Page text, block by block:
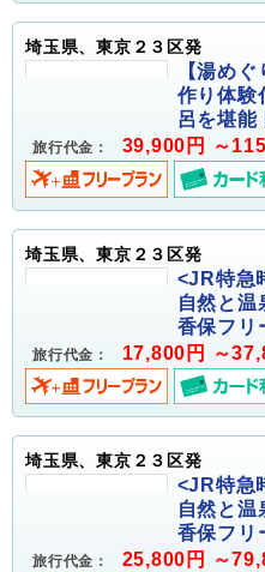
埼玉県、東京２３区発
【湯め
作り体験
呂を堪能
旅行代金： 39,900円 ～
埼玉県、東京２３区発
<JR特急
自然と温
香保フリ
旅行代金： 17,800円 ～
埼玉県、東京２３区発
<JR特急
自然と温
香保フリ
旅行代金： 25,800円 ～